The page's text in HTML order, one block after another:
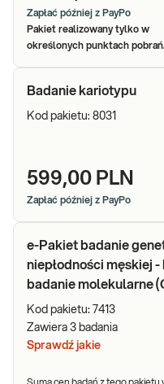
zakupu badania
bez
platformie pacjent zyskuje
lekarzem genetykiem przez
Zapłać później z PayPo
Pakiet realizowany tylko w
określonych punktach
Badanie kariotypu
Kod pakietu: 8031
599,00 PLN
Zapłać później z PayPo
e-Pakiet badanie
niepłodności męskiej -
badanie molekularne
Kod pakietu: 7413
Zawiera 3 badania
Sprawdź jakie